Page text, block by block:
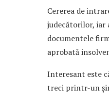
Cererea de
judecătorilor, iar
documentele
aprobată
Interesant este
treci printr-un șir